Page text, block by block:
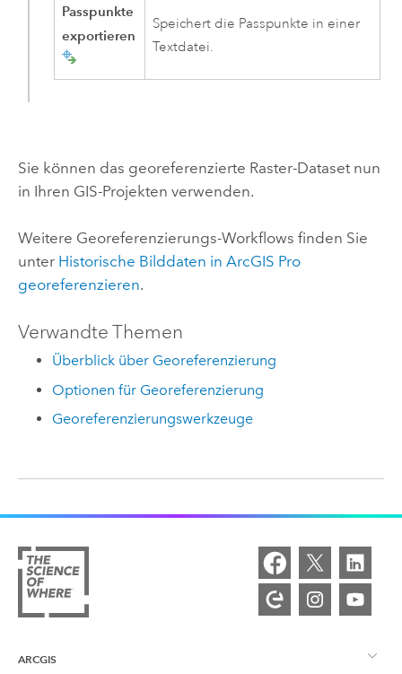
Passpunkte
exportieren
Speichert die Passpunkte in einer
Textdatei.
Sie können das georeferenzierte Raster-Dataset nun
in Ihren GIS-Projekten verwenden.
Weitere Georeferenzierungs-Workflows finden Sie
unter Historische Bilddaten in ArcGIS Pro
georeferenzieren.
Verwandte Themen
Überblick über Georeferenzierung
Optionen für Georeferenzierung
Georeferenzierungswerkzeuge
ARCGIS